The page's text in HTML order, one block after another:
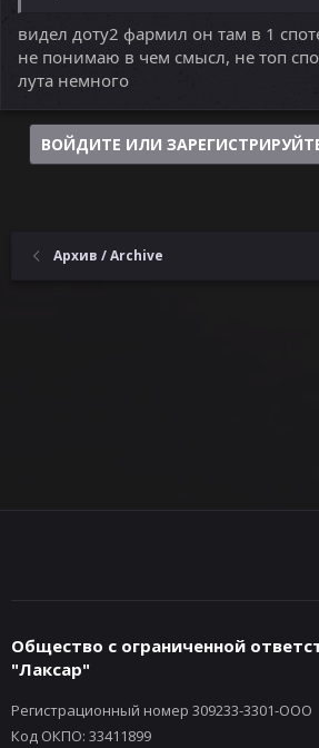
видел доту2 фармил он там в 1
не понимаю в чем смысл, не топ
лута немного
ВОЙДИТЕ ИЛИ
Архив / Archive
Общество с ограниченной
"Лаксар"
Регистрационный номер 309233-3301-ООО
Код ОКПО: 33411899